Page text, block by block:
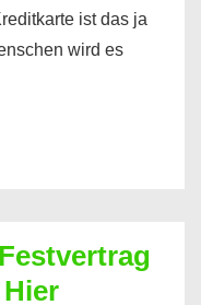
ist das ja
wird es